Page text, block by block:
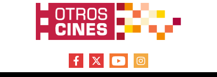
FACEBOOKYOUTUBEINSTAGRAM